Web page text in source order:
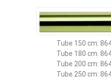
Tube 150 cm:
Tube 180 cm:
Tube 200 cm:
Tube 250 cm: